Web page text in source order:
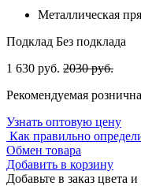
Металлическая
Подклад Без подклада
1 630 руб. 2030 руб.
Рекомендуемая
Узнать оптовую цену
Как правильно
Обмен товара
Добавить в корзину
Добавьте в заказ цвета